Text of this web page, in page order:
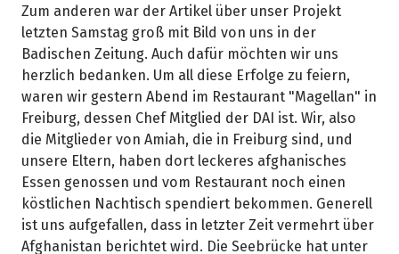
Zum anderen war der Artikel über unser Projekt
letzten Samstag groß mit Bild von uns in der
Badischen Zeitung. Auch dafür möchten wir uns
herzlich bedanken. Um all diese Erfolge zu feiern,
waren wir gestern Abend im Restaurant "Magellan" in
Freiburg, dessen Chef Mitglied der DAI ist. Wir, also
die Mitglieder von Amiah, die in Freiburg sind, und
unsere Eltern, haben dort leckeres afghanisches
Essen genossen und vom Restaurant noch einen
köstlichen Nachtisch spendiert bekommen. Generell
ist uns aufgefallen, dass in letzter Zeit vermehrt über
Afghanistan berichtet wird. Die Seebrücke hat unter